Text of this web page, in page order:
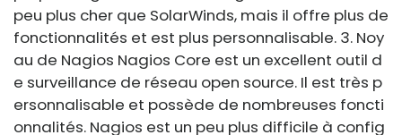
peu plus cher que SolarWinds, mais il offre plus de
fonctionnalités et est plus personnalisable. 3. Noy
au de Nagios Nagios Core est un excellent outil d
e surveillance de réseau open source. Il est très p
ersonnalisable et possède de nombreuses foncti
onnalités. Nagios est un peu plus difficile à config